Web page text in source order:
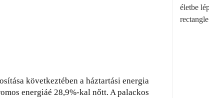
következtében a háztartási energia
energiáé 28,9%-kal nőtt. A palackos
életbe
rectangle